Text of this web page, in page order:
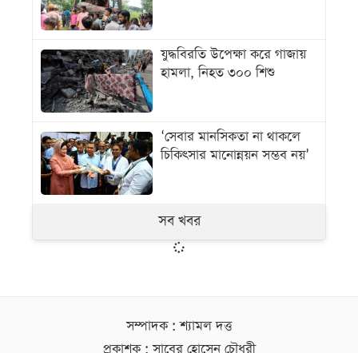
যুদ্ধবিরতি উপেক্ষা করে গাজায়
হামলা, নিহত ৩০০ শিশু
‘সেবার মানসিকতা না থাকলে
চিকিৎসার মানোন্নয়ন সম্ভব নয়’
সব খবর
সম্পাদক : শ্যামল দত্ত